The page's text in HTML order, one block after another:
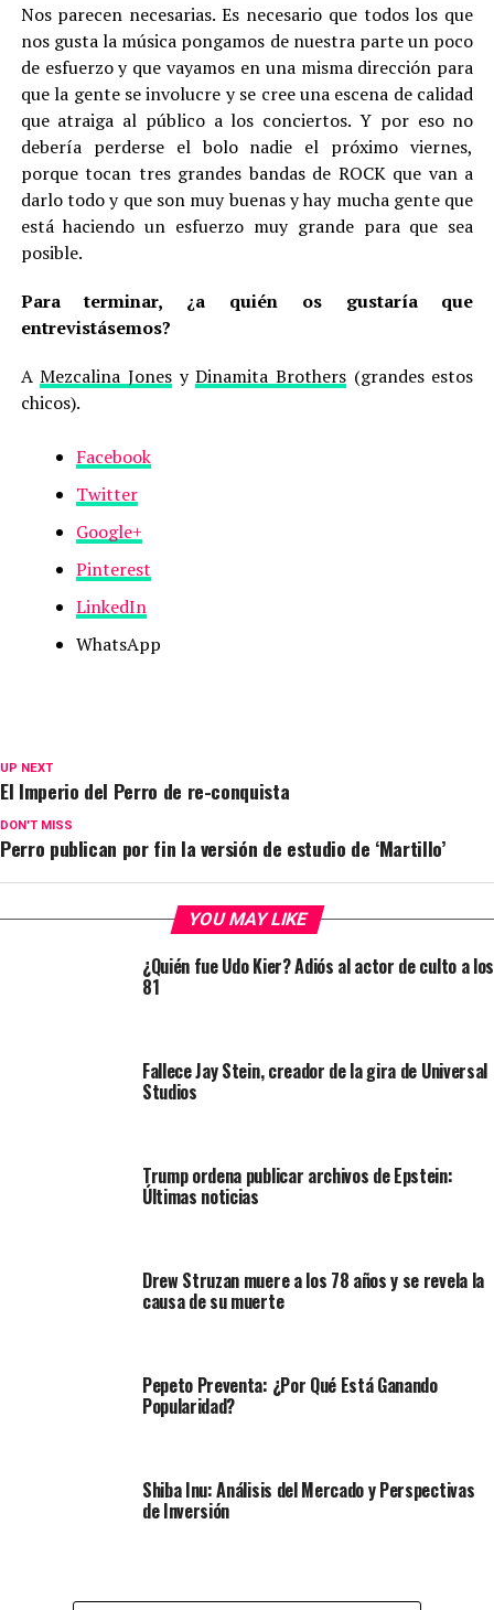
Nos parecen necesarias. Es necesario que todos los que
nos gusta la música pongamos de nuestra parte un poco
de esfuerzo y que vayamos en una misma dirección para
que la gente se involucre y se cree una escena de calidad
que atraiga al público a los conciertos. Y por eso no
debería perderse el bolo nadie el próximo viernes,
porque tocan tres grandes bandas de ROCK que van a
darlo todo y que son muy buenas y hay mucha gente que
está haciendo un esfuerzo muy grande para que sea
posible.
Para terminar, ¿a quién os gustaría que
entrevistásemos?
AMezcalina Jones yDinamita Brothers (grandes estos
chicos).
Facebook
Twitter
Google+
Pinterest
LinkedIn
WhatsApp
UP NEXT
El Imperio del Perro de re-conquista
DON'T MISS
Perro publican por fin la versión de estudio de ‘Martillo’
YOU MAY LIKE
¿Quién fue Udo Kier? Adiós al actor de culto a los
81
Fallece Jay Stein, creador de la gira de Universal
Studios
Trump ordena publicar archivos de Epstein:
Últimas noticias
Drew Struzan muere a los 78 años y se revela la
causa de su muerte
Pepeto Preventa: ¿Por Qué Está Ganando
Popularidad?
Shiba Inu: Análisis del Mercado y Perspectivas
de Inversión